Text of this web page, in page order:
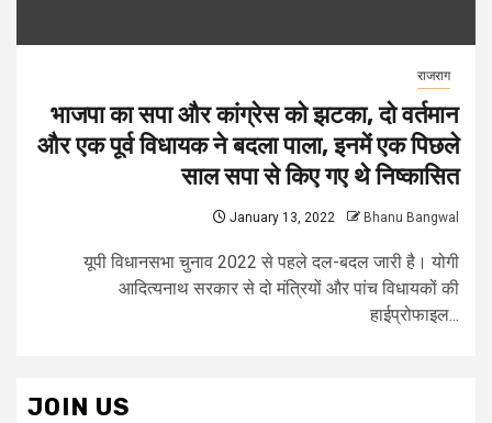
राजराग
भाजपा का सपा और कांग्रेस को झटका, दो वर्तमान
और एक पूर्व विधायक ने बदला पाला, इनमें एक पिछले
साल सपा से किए गए थे निष्कासित
January 13, 2022 Bhanu Bangwal
यूपी विधानसभा चुनाव 2022 से पहले दल-बदल जारी है। योगी
आदित्यनाथ सरकार से दो मंत्रियों और पांच विधायकों की
हाईप्रोफाइल...
JOIN US